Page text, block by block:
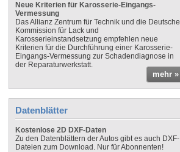
Neue Kriterien für Karosserie-Eingangs-
Vermessung
Das Allianz Zentrum für Technik und die Deutsche
Kommission für Lack und
Karosserieinstandsetzung empfehlen neue
Kriterien für die Durchführung einer Karosserie-
Eingangs-Vermessung zur Schadendiagnose in
der Reparaturwerkstatt.
mehr »
Datenblätter
Kostenlose 2D DXF-Daten
Zu den Datenblättern der Autos gibt es auch DXF-
Dateien zum Download. Nur für Abonnenten!